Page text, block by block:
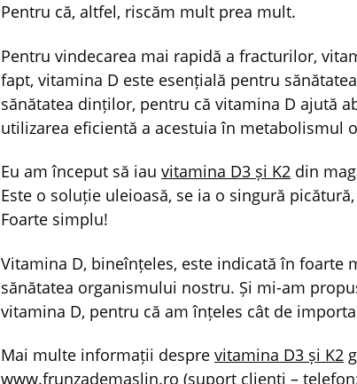
Pentru că, altfel, riscăm mult prea mult.
Pentru vindecarea mai rapidă a fracturilor,
fapt, vitamina D este esențială pentru
sănătatea dinților, pentru că vitamina D ajută
utilizarea eficientă a acestuia în metabolismul
Eu am început să iauvitamina D3 și K2 din
Este o soluție uleioasă, se ia o singură
Foarte simplu!
Vitamina D, bineînțeles, este indicată în foarte
sănătatea organismului nostru. Și mi-am
vitamina D, pentru că am înțeles cât de
Mai multe informații desprevitamina D3 și K2
www.frunzademaslin.ro (suport clienți –